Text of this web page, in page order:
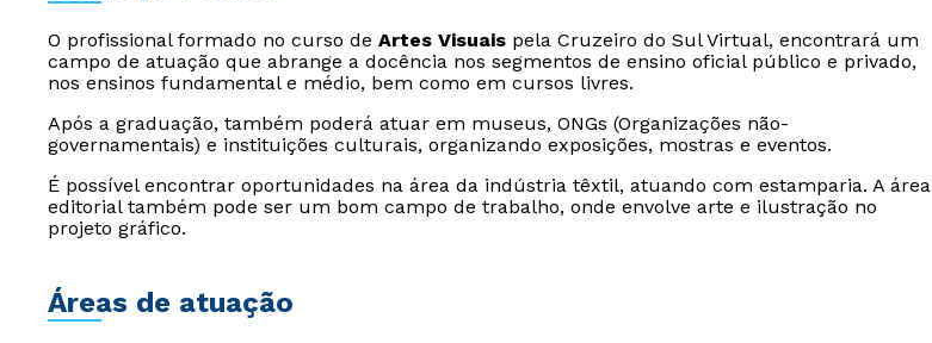
O profissional formado no curso de Artes Visuais pela Cruzeiro do Sul Virtual, encontrará um
campo de atuação que abrange a docência nos segmentos de ensino oficial público e privado,
nos ensinos fundamental e médio, bem como em cursos livres.
Após a graduação, também poderá atuar em museus, ONGs (Organizações não-
governamentais) e instituições culturais, organizando exposições, mostras e eventos.
É possível encontrar oportunidades na área da indústria têxtil, atuando com estamparia. A área
editorial também pode ser um bom campo de trabalho, onde envolve arte e ilustração no
projeto gráfico.
Áreas de atuação